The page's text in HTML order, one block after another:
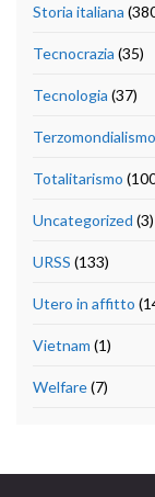
Storia italiana
Tecnocrazia (35)
Tecnologia (37)
Terzomondialismo
Totalitarismo
Uncategorized (3)
URSS (133)
Utero in affitto
Vietnam (1)
Welfare(7)